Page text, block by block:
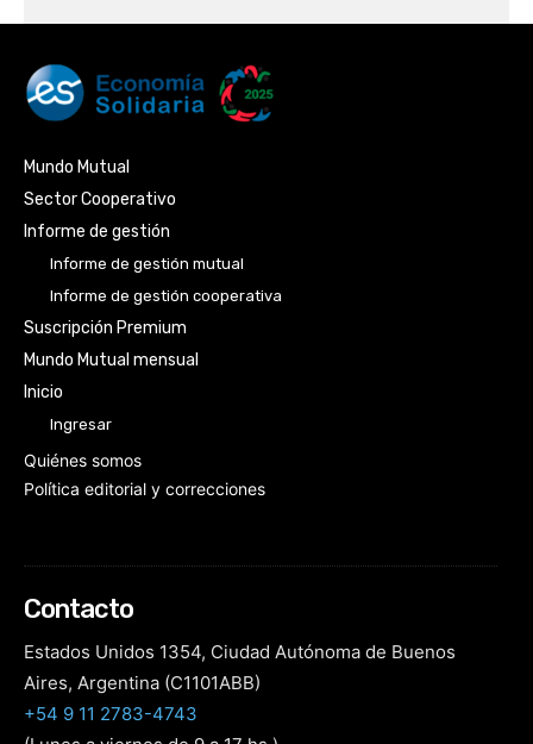
Mundo Mutual
Sector Cooperativo
Informe de gestión
Informe de gestión mutual
Informe de gestión cooperativa
Suscripción Premium
Mundo Mutual mensual
Inicio
Ingresar
Quiénes somos
Política editorial y correcciones
Contacto
Estados Unidos 1354, Ciudad Autónoma de Buenos
Aires, Argentina (C1101ABB)
+54 9 11 2783-4743